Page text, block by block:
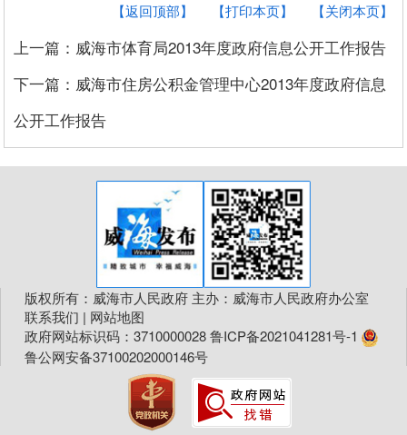
【关闭本页】
【打印本页】
【返回顶部】
上一篇：威海市体育局2013年度政府信息公开工作报告
下一篇：威海市住房公积金管理中心2013年度政府信息
公开工作报告
版权所有：威海市人民政府 主办：威海市人民政府办公室
联系我们 | 网站地图
政府网站标识码：3710000028鲁ICP备2021041281号-1
鲁公网安备37100202000146号